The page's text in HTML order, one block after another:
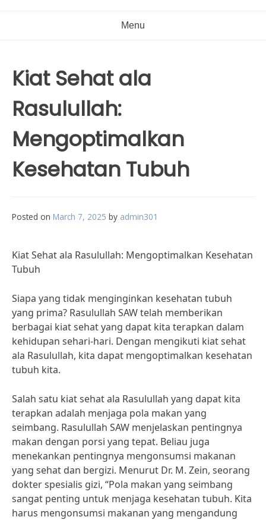
Menu
Kiat Sehat ala
Rasulullah:
Mengoptimalkan
Kesehatan Tubuh
Posted on March 7, 2025 by admin301
Kiat Sehat ala Rasulullah: Mengoptimalkan Kesehatan
Tubuh
Siapa yang tidak menginginkan kesehatan tubuh
yang prima? Rasulullah SAW telah memberikan
berbagai kiat sehat yang dapat kita terapkan dalam
kehidupan sehari-hari. Dengan mengikuti kiat sehat
ala Rasulullah, kita dapat mengoptimalkan kesehatan
tubuh kita.
Salah satu kiat sehat ala Rasulullah yang dapat kita
terapkan adalah menjaga pola makan yang
seimbang. Rasulullah SAW menjelaskan pentingnya
makan dengan porsi yang tepat. Beliau juga
menekankan pentingnya mengonsumsi makanan
yang sehat dan bergizi. Menurut Dr. M. Zein, seorang
dokter spesialis gizi, “Pola makan yang seimbang
sangat penting untuk menjaga kesehatan tubuh. Kita
harus mengonsumsi makanan yang mengandung